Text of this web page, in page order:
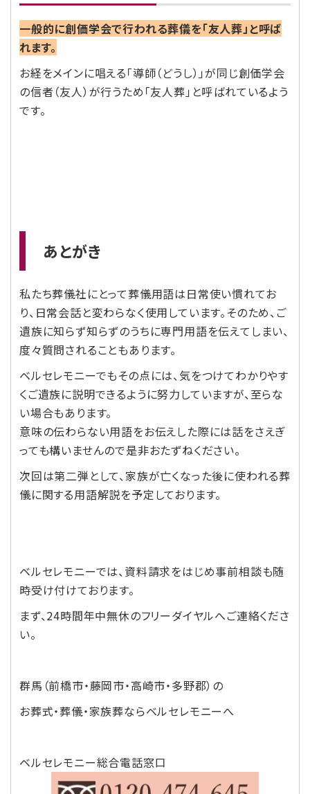
一般的に創価学会で行われる葬儀を「友人葬」と呼ば
れます。
お経をメインに唱える「導師（どうし）」が同じ創価学会
の信者（友人）が行うため「友人葬」と呼ばれているよう
です。
あとがき
私たち葬儀社にとって葬儀用語は日常使い慣れてお
り、日常会話と変わらなく使用しています。そのため、ご
遺族に知らず知らずのうちに専門用語を伝えてしまい、
度々質問されることもあります。
ベルセレモニーでもその点には、気をつけてわかりやす
くご遺族に説明できるように努力していますが、至らな
い場合もあります。
意味の伝わらない用語をお伝えした際には話をさえぎ
っても構いませんので是非おたずねください。
次回は第二弾として、家族が亡くなった後に使われる葬
儀に関する用語解説を予定しております。
ベルセレモニーでは、資料請求をはじめ事前相談も随
時受け付けております。
まず、24時間年中無休のフリーダイヤルへご連絡くださ
い。
群馬（前橋市・藤岡市・高崎市・多野郡）の
お葬式・葬儀・家族葬ならベルセレモニーへ
ベルセレモニー総合電話窓口